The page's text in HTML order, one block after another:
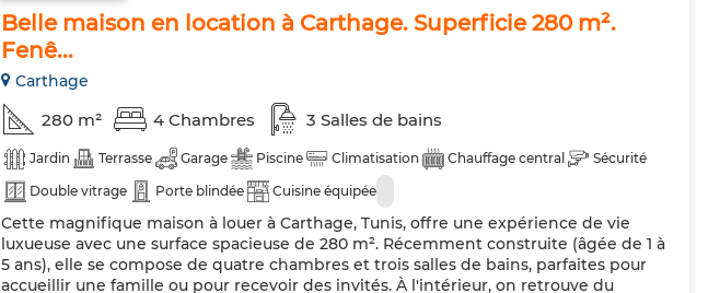
Belle maison en location à Carthage. Superficie 280 m².
Fenê...
Carthage
280 m² 4 Chambres 3 Salles de bains
Jardin Terrasse Garage Piscine Climatisation Chauffage central
Sécurité
Double vitrage
Porte blindée Cuisine équipée
Cette magnifique maison à louer à Carthage, Tunis, offre une expérience de vie
luxueuse avec une surface spacieuse de 280 m². Récemment construite (âgée de 1 à
5 ans), elle se compose de quatre chambres et trois salles de bains, parfaites pour
accueillir une famille ou pour recevoir des invités. À l'intérieur, on retrouve du